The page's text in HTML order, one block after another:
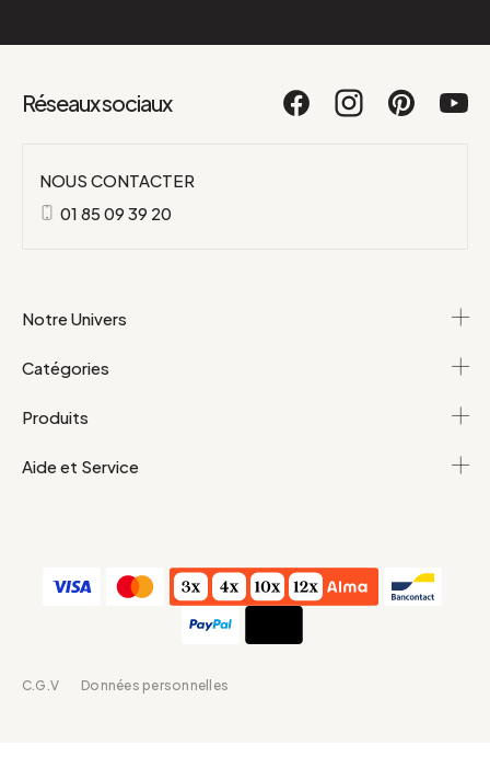
Réseaux sociaux
NOUS CONTACTER
01 85 09 39 20
Notre Univers
Catégories
Produits
Aide et Service
C.G.V Données personnelles